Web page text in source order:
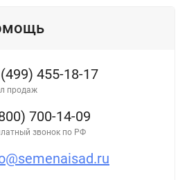
455-18-17
продаж
700-14-09
звонок по РФ